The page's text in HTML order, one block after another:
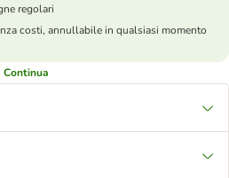
regolari
costi, annullabile in qualsiasi momento
Continua